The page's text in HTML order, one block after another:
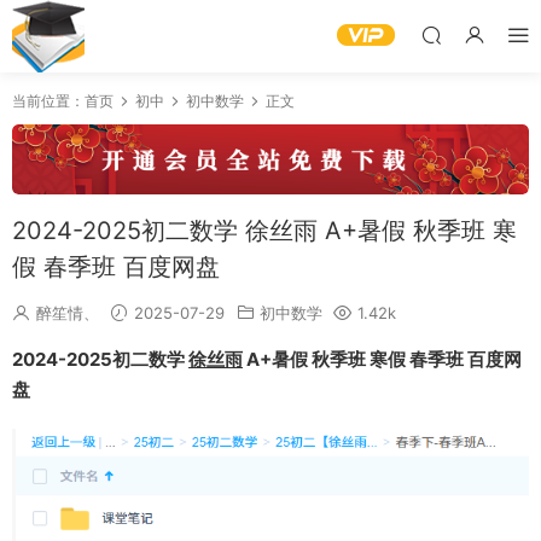
当前位置： 首页 初中 初中数学 正文
2024-2025初二数学 徐丝雨 A+暑假 秋季班 寒
假 春季班 百度网盘
醉笙情、 2025-07-29 初中数学 1.42k
2024-2025初二数学徐丝雨A+暑假 秋季班 寒假 春季班 百度网
盘